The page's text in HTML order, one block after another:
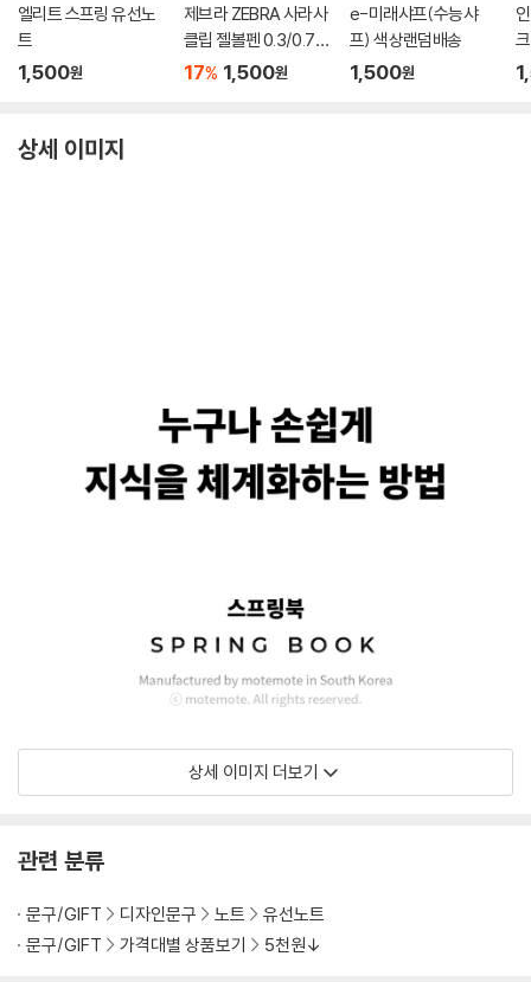
엘리트 스프링 유선노
트
1,500원
제브라 ZEBRA 사라사
클립 젤볼펜 0.3/0.7m
m
17% 1,500원
e-미래샤프(수능샤
프) 색상랜덤배송
1,500원
크
상세 이미지
상세 이미지 더보기
관련 분류
문구/GIFT 디자인문구 노트
유선노트
문구/GIFT
가격대별 상품보기 5천원↓